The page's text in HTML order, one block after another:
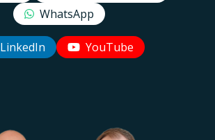
WhatsApp
LinkedIn YouTube